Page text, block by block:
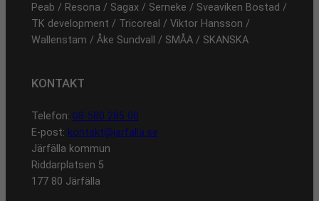
Peab / Resona / Sagax / Serneke / Sveaviken Bostad /
TK development / Tricoreal / Viktor Hansson /
Wallenstam / Åke Sundvall / SMÅA / SKANSKA
KONTAKT
Telefon: 08-580 285 00
E-post: kontakt@jarfalla.se
Järfälla kommun
Riddarplatsen 5
177 80 Järfälla